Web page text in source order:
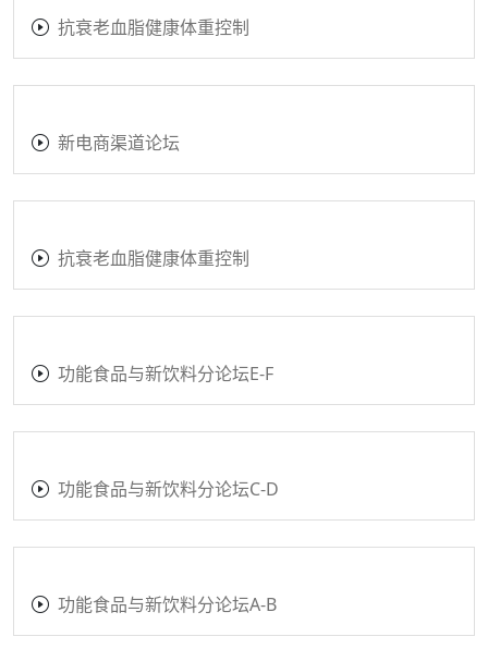
抗衰老血脂健康体重控制
新电商渠道论坛
抗衰老血脂健康体重控制
功能食品与新饮料分论坛E-F
功能食品与新饮料分论坛C-D
功能食品与新饮料分论坛A-B